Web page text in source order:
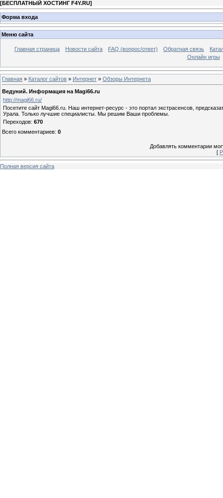
[БЕСПЛАТНЫЙ ХОСТИНГ F4Y.RU]
Форма входа
Меню сайта
Главная страница Новости сайта FAQ (вопрос/ответ) Обратная связь
Онлайн игры
Главная » Каталог сайтов » Интернет » Обзоры Интернета
Ведуний. Информация на Magi66.ru
http://magi66.ru/
Посетите сайт Magi66.ru. Наш интернет-ресурс - это портал экстрасенсов,
Урала. Только лучшие специалисты. Мы решим Ваши проблемы.
Переходов: 670
Всего комментариев: 0
Добавлять комментарии
[
Полная версия сайта